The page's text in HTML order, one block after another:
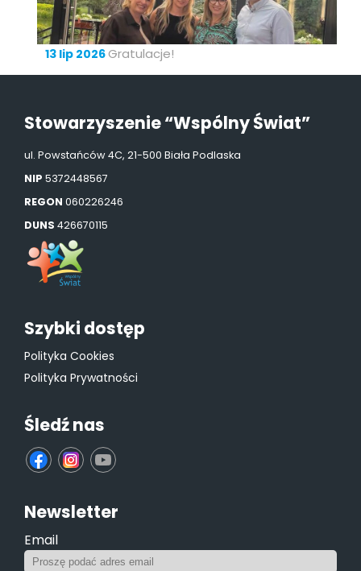
13 lip 2026 Gratulacje!
Stowarzyszenie “Wspólny Świat”
ul. Powstańców 4C, 21-500 Biała Podlaska
NIP 5372448567
REGON 060226246
DUNS 426670115
Szybki dostęp
Polityka Cookies
Polityka Prywatności
Śledź nas
fb ins yt
Newsletter
Email